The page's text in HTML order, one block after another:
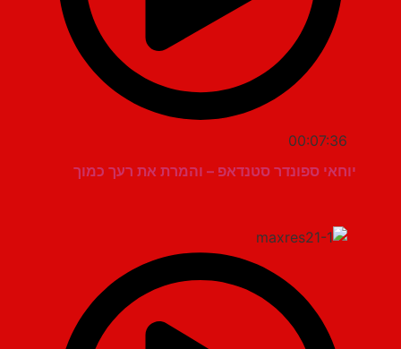
00:07:36
יוחאי ספונדר סטנדאפ – והמרת את רעך כמוך